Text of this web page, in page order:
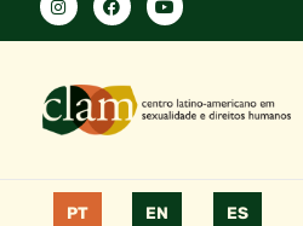
PT EN ES